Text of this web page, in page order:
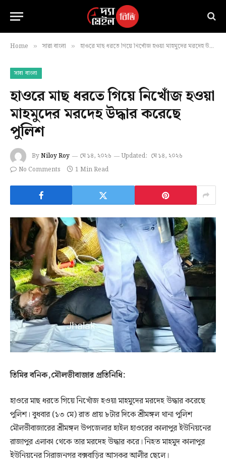
Home » সারা বাংলা » হাওরে মাছ ধরতে গিয়ে নিখোঁজ হওয়া মাহমুদের মরদেহ উদ্ধার করেছে পুলিশ
সারা বাংলা
হাওরে মাছ ধরতে গিয়ে নিখোঁজ হওয়া
মাহমুদের মরদেহ উদ্ধার করেছে
পুলিশ
ByNiloy Roy মে ১৪, ২০২৬ Updated: মে ১৪, ২০২৬
No Comments
1 Min Read
তিমির বনিক,মৌলভীবাজার প্রতিনিধি:
হাওরে মাছ ধরতে গিয়ে নিখোঁজ হওয়া মাহমুদের মরদেহ উদ্ধার করেছে
পুলিশ। বুধবার (১৩ মে) রাত প্রায় ৮টার দিকেশ্রীমঙ্গল থানা পুলিশ
মৌলভীবাজারেরশ্রীমঙ্গলউপজেলার হাইল হাওরের কালাপুর ইউনিয়নের
রাজাপুর এলাকা থেকে তার মরদেহ উদ্ধার করে। নিহত মাহমুদ কালাপুর
ইউনিয়নের সিরাজনগর বক্সবাড়ির আসকর আলীর ছেলে।